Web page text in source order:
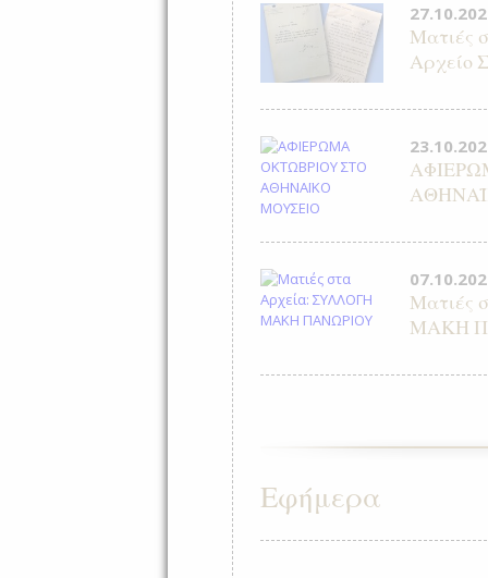
Ματιές
Αρχείο
Ματιές
ΜΑΚΗ
Εφήμερα